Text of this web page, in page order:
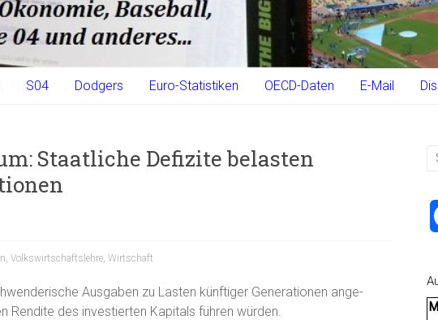
S04 Dodgers Euro-Statistiken OECD-Daten E-Mail
Staatliche Defizite belasten
Volkswirtschaftslehre Wirtschaft
Ausgaben zu Lasten künftiger Generationen ange-
Rendite des investierten Kapitals führen würden.
M